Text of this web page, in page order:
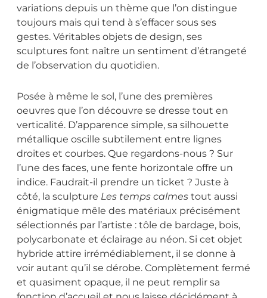
variations depuis un thème que l’on distingue
toujours mais qui tend à s’effacer sous ses
gestes. Véritables objets de design, ses
sculptures font naître un sentiment d’étrangeté
de l’observation du quotidien.
Posée à même le sol, l’une des premières
oeuvres que l’on découvre se dresse tout en
verticalité. D’apparence simple, sa silhouette
métallique oscille subtilement entre lignes
droites et courbes. Que regardons-nous ? Sur
l’une des faces, une fente horizontale offre un
indice. Faudrait-il prendre un ticket ? Juste à
côté, la sculpture Les temps calmes tout aussi
énigmatique mêle des matériaux précisément
sélectionnés par l’artiste : tôle de bardage, bois,
polycarbonate et éclairage au néon. Si cet objet
hybride attire irrémédiablement, il se donne à
voir autant qu’il se dérobe. Complètement fermé
et quasiment opaque, il ne peut remplir sa